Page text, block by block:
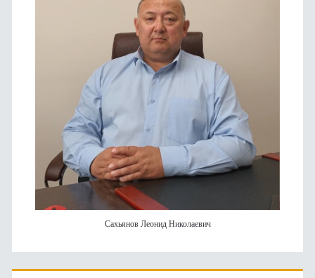
Сахьянов Леонид Николаевич